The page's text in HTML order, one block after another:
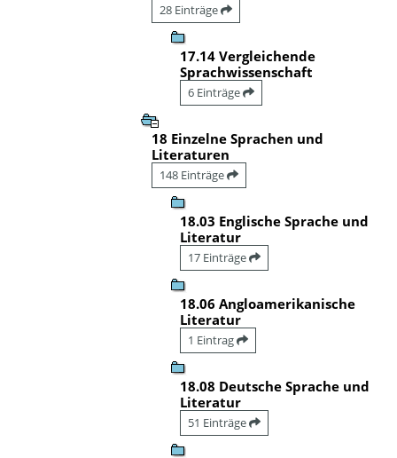
28 Einträge
17.14 Vergleichende
Sprachwissenschaft
6 Einträge
18 Einzelne Sprachen und
Literaturen
148 Einträge
18.03 Englische Sprache und
Literatur
17 Einträge
18.06 Angloamerikanische
Literatur
1 Eintrag
18.08 Deutsche Sprache und
Literatur
51 Einträge